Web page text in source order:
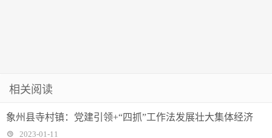
相关阅读
象州县寺村镇：党建引领+“四抓”工作法发展壮大集体经济
2023-01-11